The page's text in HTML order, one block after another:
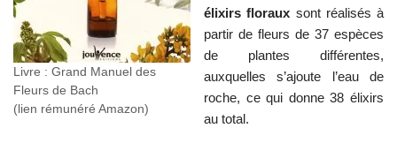
Livre : Grand Manuel des
Fleurs de Bach
(lien rémunéré Amazon)
élixirs floraux sont réalisés à
partir de fleurs de 37 espèces
de plantes différentes,
auxquelles s’ajoute l’eau de
roche, ce qui donne 38 élixirs
au total.